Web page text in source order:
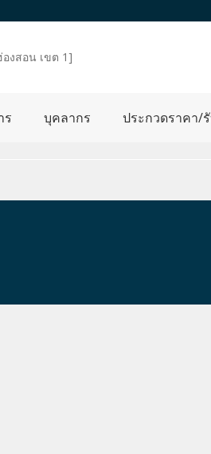
งสอน เขต 1]
ร บุคลากร ประกวดราคา/